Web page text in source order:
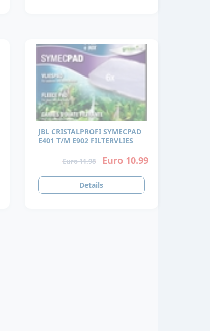
JBL CRISTALPROFI SYMECPAD
E401 T/M E902 FILTERVLIES
Euro 11.98 Euro 10.99
Details